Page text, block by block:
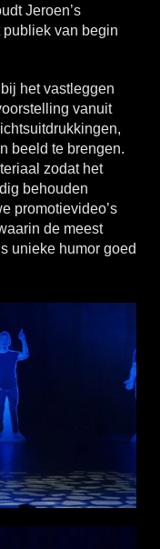
Jeroen’s
van begin
het vastleggen
vanuit
beeld te brengen.
zodat het
behouden
promotievideo’s
de meest
unieke humor goed